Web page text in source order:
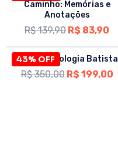
Caminho: Memórias e
Anotações
R$139,90 R$ 83,90
43% OFF
BOX | Simbologia Batista
R$350,00 R$ 199,00
Ano